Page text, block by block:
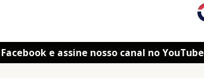
e assine nosso canal no YouTube